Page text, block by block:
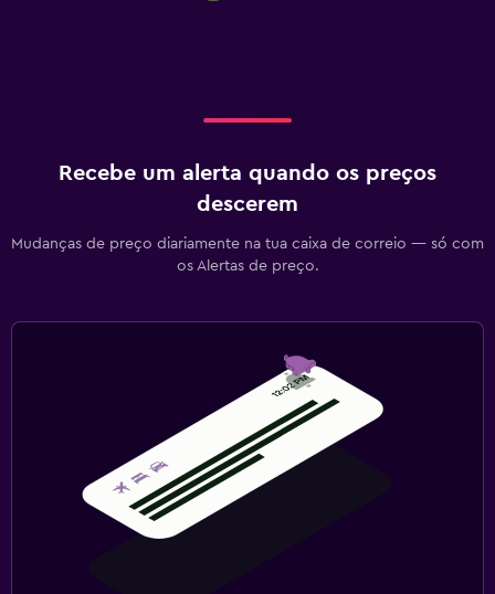
Recebe um alerta quando os preços
descerem
Mudanças de preço diariamente na tua caixa de correio — só com
os Alertas de preço.